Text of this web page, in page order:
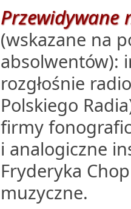
Przewidywane
(wskazane na
absolwentów):
rozgłośnie
Polskiego
firmy
i analogiczne
Fryderyka
muzyczne.